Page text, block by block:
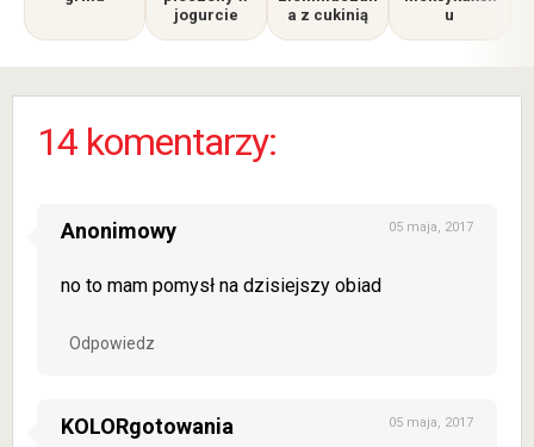
jogurcie
a z cukinią
u
14 komentarzy:
Anonimowy 05 maja, 2017
no to mam pomysł na dzisiejszy obiad
Odpowiedz
KOLORgotowania 05 maja, 2017